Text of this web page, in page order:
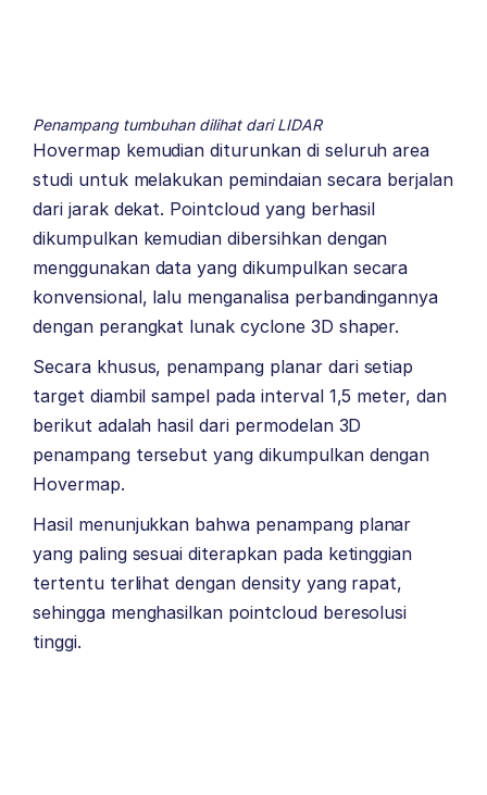
Penampang tumbuhan dilihat dari LIDAR
Hovermap kemudian diturunkan di seluruh area
studi untuk melakukan pemindaian secara berjalan
dari jarak dekat. Pointcloud yang berhasil
dikumpulkan kemudian dibersihkan dengan
menggunakan data yang dikumpulkan secara
konvensional, lalu menganalisa perbandingannya
dengan perangkat lunak cyclone 3D shaper.
Secara khusus, penampang planar dari setiap
target diambil sampel pada interval 1,5 meter, dan
berikut adalah hasil dari permodelan 3D
penampang tersebut yang dikumpulkan dengan
Hovermap.
Hasil menunjukkan bahwa penampang planar
yang paling sesuai diterapkan pada ketinggian
tertentu terlihat dengan density yang rapat,
sehingga menghasilkan pointcloud beresolusi
tinggi.